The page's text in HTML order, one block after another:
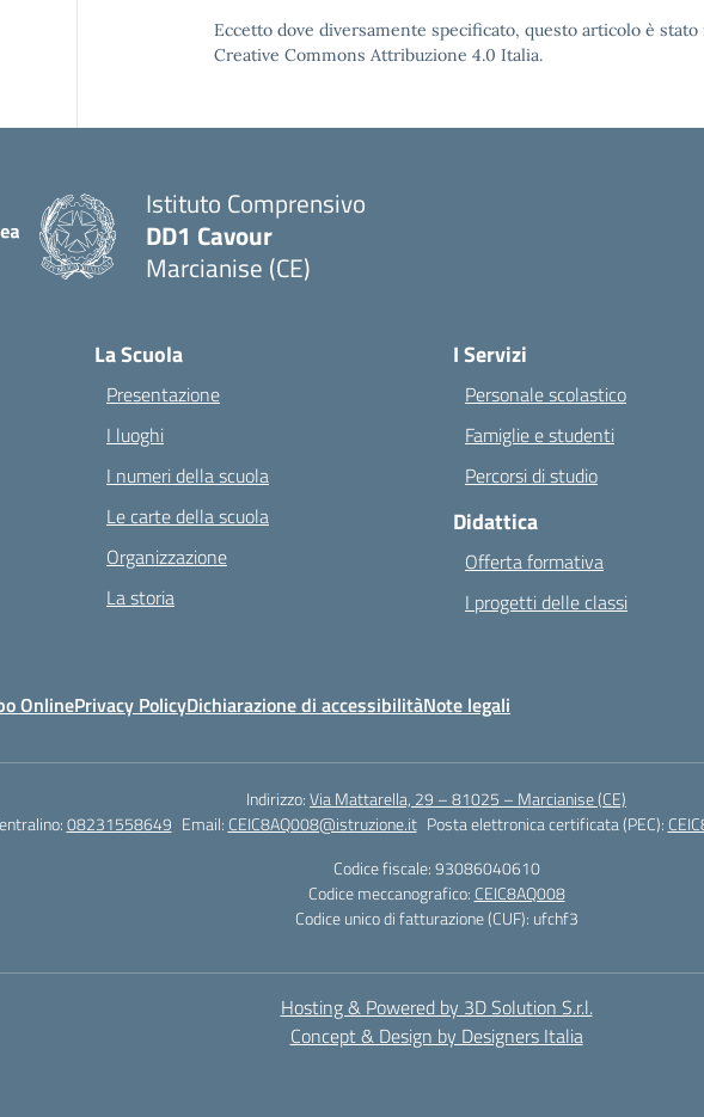
Eccetto dove diversamente specificato, questo articolo è
Creative Commons Attribuzione 4.0 Italia.
Istituto Comprensivo
DD1 Cavour
Marcianise (CE)
La Scuola
Presentazione
I luoghi
I numeri della scuola
Le carte della scuola
Organizzazione
La storia
I Servizi
Personale scolastico
Famiglie e studenti
Percorsi di studio
Didattica
Offerta formativa
I progetti delle classi
OnlinePrivacy PolicyDichiarazione di accessibilitàNote legali
Indirizzo:Via Mattarella, 29 – 81025 – Marcianise (CE)
08231558649 Email: CEIC8AQ008@istruzione.it Posta elettronica certificata (PEC):
Codice fiscale: 93086040610
Codice meccanografico: CEIC8AQ008
Codice unico di fatturazione (CUF): ufchf3
Hosting & Powered by 3D Solution S.r.l.
Concept & Design by Designers Italia